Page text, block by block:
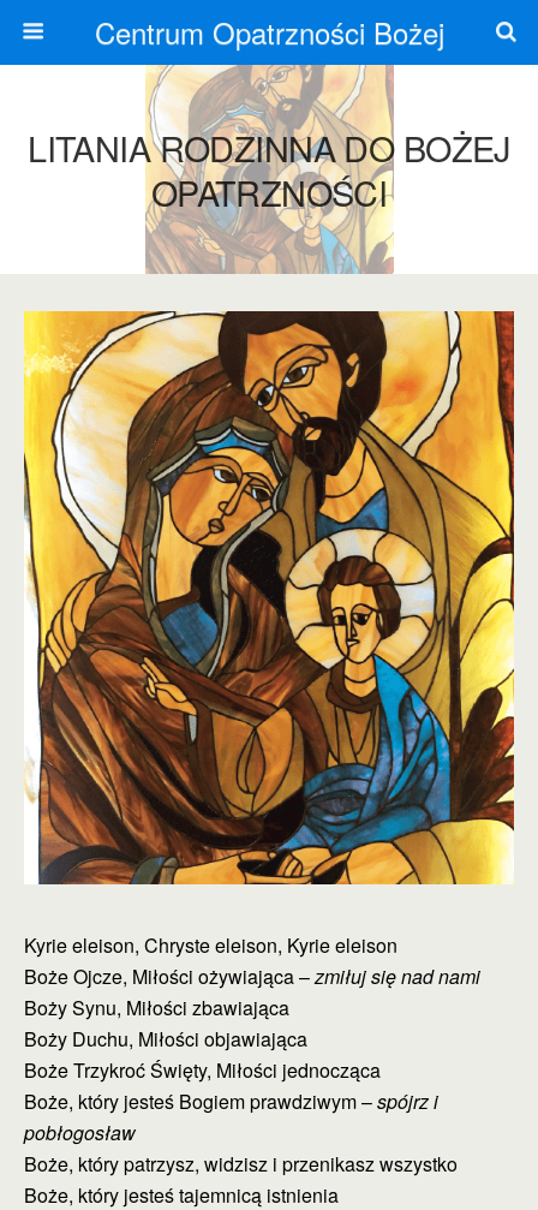
Centrum Opatrzności Bożej
LITANIA RODZINNA DO BOŻEJ
OPATRZNOŚCI
Kyrie eleison, Chryste eleison, Kyrie eleison
Boże Ojcze, Miłości ożywiająca –zmiłuj się nad nami
Boży Synu, Miłości zbawiająca
Boży Duchu, Miłości objawiająca
Boże Trzykroć Święty, Miłości jednocząca
Boże, który jesteś Bogiem prawdziwym –spójrz i
pobłogosław
Boże, który patrzysz, widzisz i przenikasz wszystko
Boże, który jesteś tajemnicą istnienia